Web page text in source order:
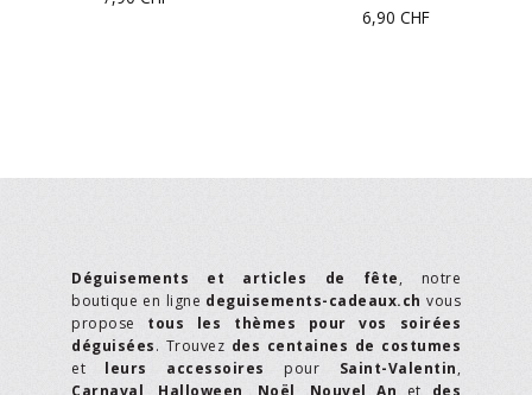
6,90 CHF
Déguisements et articles de fête, notre
boutique en ligne deguisements-cadeaux.ch vous
propose tous les thèmes pour vos soirées
déguisées. Trouvez des centaines de costumes
et leurs accessoires pour Saint-Valentin,
Carnaval
Halloween Noël Nouvel An et des